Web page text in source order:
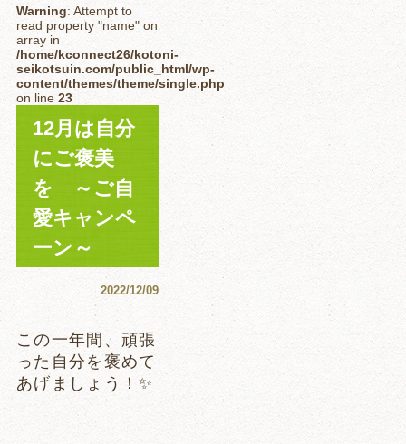
Warning: Attempt to
read property "name" on
array in
/home/kconnect26/kotoni-
seikotsuin.com/public_html/wp-
content/themes/theme/single.php
on line 23
12月は自分
にご褒美
を ～ご自
愛キャンペ
ーン～
2022/12/09
この一年間、頑張
った自分を褒めて
あげましょう！✨